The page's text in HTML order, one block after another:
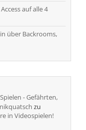
auf alle 4
über Backrooms,
- Gefährten,
zu
in Videospielen!